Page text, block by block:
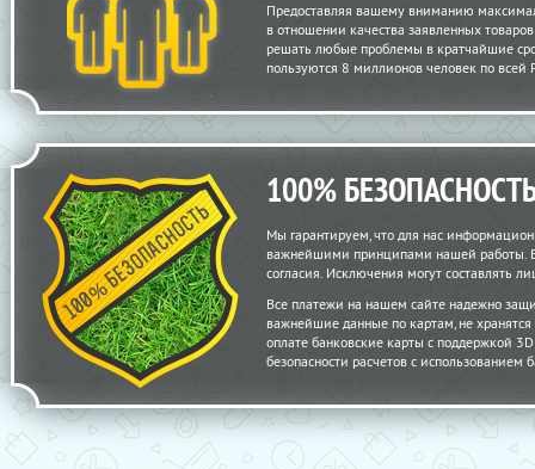
Предоставляя вашему вниманию
в отношении качества заявленных
решать любые проблемы в кратчайшие
пользуются 8 миллионов человек по
100%
Мы гарантируем, что для нас
важнейшими принципами нашей работы.
согласия. Исключения могут составлять
Все платежи на нашем сайте надежно
важнейшие данные по картам, не
оплате банковские карты с поддержкой
безопасности расчетов с использованием